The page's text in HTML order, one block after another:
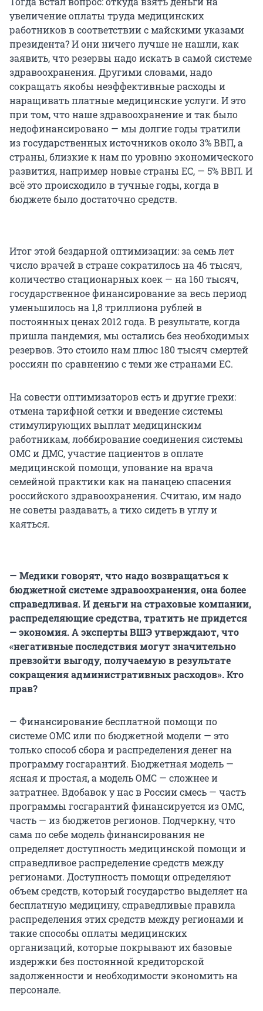
увеличение оплаты труда медицинских
работников в соответствии с майскими указами
президента? И они ничего лучше не нашли, как
заявить, что резервы надо искать в самой системе
здравоохранения. Другими словами, надо
сокращать якобы неэффективные расходы и
наращивать платные медицинские услуги. И это
при том, что наше здравоохранение и так было
недофинансировано — мы долгие годы тратили
из государственных источников около 3% ВВП, а
страны, близкие к нам по уровню экономического
развития, например новые страны ЕС, — 5% ВВП. И
всё это происходило в тучные годы, когда в
бюджете было достаточно средств.
Итог этой бездарной оптимизации: за семь лет
число врачей в стране сократилось на 46 тысяч,
количество стационарных коек — на 160 тысяч,
государственное финансирование за весь период
уменьшилось на 1,8 триллиона рублей в
постоянных ценах 2012 года. В результате, когда
пришла пандемия, мы остались без необходимых
резервов. Это стоило нам плюс 180 тысяч смертей
россиян по сравнению с теми же странами ЕС.
На совести оптимизаторов есть и другие грехи:
отмена тарифной сетки и введение системы
стимулирующих выплат медицинским
работникам, лоббирование соединения системы
ОМС и ДМС, участие пациентов в оплате
медицинской помощи, упование на врача
семейной практики как на панацею спасения
российского здравоохранения. Считаю, им надо
не советы раздавать, а тихо сидеть в углу и
каяться.
— Медики говорят, что надо возвращаться к
бюджетной системе здравоохранения, она более
справедливая. И деньги на страховые компании,
распределяющие средства, тратить не придется
— экономия. А эксперты ВШЭ утверждают, что
«негативные последствия могут значительно
превзойти выгоду, получаемую в результате
сокращения административных расходов». Кто
прав?
— Финансирование бесплатной помощи по
системе ОМС или по бюджетной модели — это
только способ сбора и распределения денег на
программу госгарантий. Бюджетная модель —
ясная и простая, а модель ОМС — сложнее и
затратнее. Вдобавок у нас в России смесь — часть
программы госгарантий финансируется из ОМС,
часть — из бюджетов регионов. Подчеркну, что
сама по себе модель финансирования не
определяет доступность медицинской помощи и
справедливое распределение средств между
регионами. Доступность помощи определяют
объем средств, который государство выделяет на
бесплатную медицину, справедливые правила
распределения этих средств между регионами и
такие способы оплаты медицинских
организаций, которые покрывают их базовые
издержки без постоянной кредиторской
задолженности и необходимости экономить на
персонале.